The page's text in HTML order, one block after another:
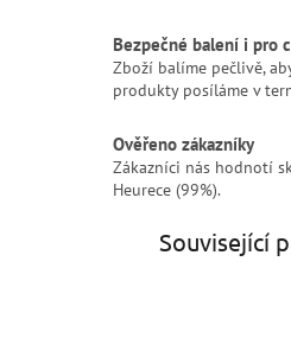
Bezpečné balení i pro
Zboží balíme pečlivě,
produkty posíláme v
Ověřeno zákazníky
Zákazníci nás hodnotí
Heurece (99%).
Související